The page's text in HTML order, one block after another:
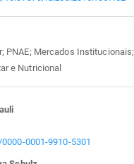
PNAE; Mercados Institucionais;
e Nutricional
0001-9910-5301